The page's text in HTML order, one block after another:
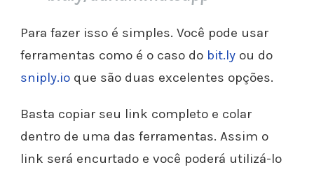
Para fazer isso é simples. Você pode usar
ferramentas como é o caso do bit.lyou do
sniply.ioque são duas excelentes opções.
Basta copiar seu link completo e colar
dentro de uma das ferramentas. Assim o
link será encurtado e você poderá utilizá-lo